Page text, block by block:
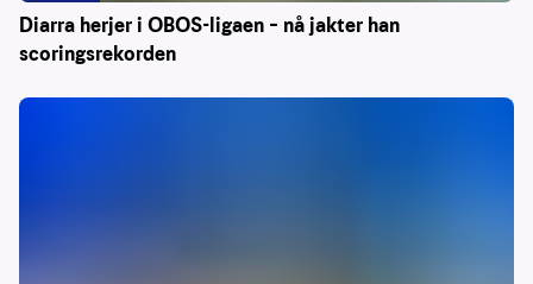
Diarra herjer i OBOS-ligaen – nå jakter han
scoringsrekorden